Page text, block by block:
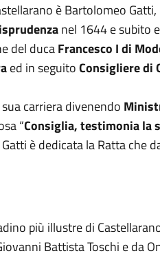
è Bartolomeo
nel 1644 e subito
del ducaFrancesco I di
ed in seguitoConsigliere di
carriera divenendo
“Consiglia, testimonia la
è dedicata la Ratta che
più illustre di
Battista Toschi e da